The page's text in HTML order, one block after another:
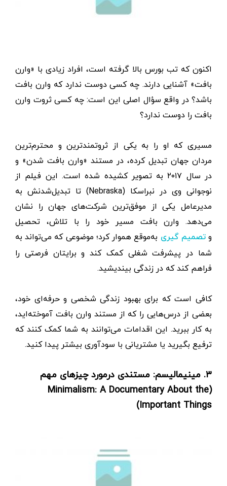
اکنون که تب بورس بالا گرفته است، افراد زیادی با «وارن
بافت» آشنایی دارند. چه کسی دوست ندارد که وارن بافت
باشد؟ در واقع سؤال اصلی این است: چه کسی ثروت وارن
بافت را دوست ندارد؟
مسیری که او را به یکی از ثروتمندترین و محترم‌ترین
مردان جهان تبدیل کرده، در مستند «وارن بافت شدن» و
در سال ۲۰۱۷ به تصویر کشیده شده است. این فیلم از
نوجوانی وی در نبراسکا (Nebraska) تا تبدیل‌شدنش به
مدیرعامل یکی از موفق‌ترین شرکت‌های جهان را نشان
می‌دهد. وارن بافت مسیر خود را با تلاش، تحصیل
وتصمیم گیری به‌موقع هموار کرد؛ موضوعی که می‌تواند به
شما در پیشرفت شغلی کمک کند و برایتان فرصتی را
فراهم کند که در زندگی بیندیشید.
کافی است که برای بهبود زندگی شخصی و حرفه‌ای خود،
بعضی از درس‌هایی را که از مستند وارن بافت آموخته‌اید،
به کار ببرید. این اقدامات می‌توانند به شما کمک کنند که
ترفیع بگیرید یا مشتریانی با سودآوری بیشتر پیدا کنید.
۳. مینیمالیسم:‌ مستندی درمورد چیزهای مهم
(Minimalism: A Documentary About the
Important Things)